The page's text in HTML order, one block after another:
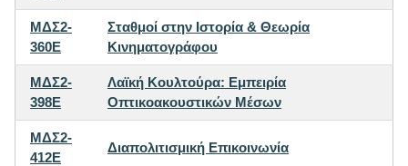
ΜΔΣ2-
360E
Σταθμοί στην Ιστορία & Θεωρία
Κινηματογράφου
ΜΔΣ2-
398E
Λαϊκή Κουλτούρα: Εμπειρία
Οπτικοακουστικών Μέσων
ΜΔΣ2-
412E
Διαπολιτισμική Επικοινωνία